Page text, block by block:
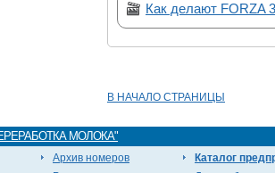
Как делают FORZA
В НАЧАЛО СТРАНИЦЫ
МОЛОКА"
Архив номеров
Каталог